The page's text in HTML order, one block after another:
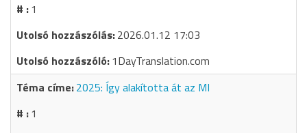
1
2026.01.12 17:03
1DayTranslation.com
2025: Így alakította át az MI
1